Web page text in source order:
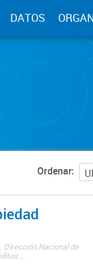
DATOS
Ordenar
Nacional de
...